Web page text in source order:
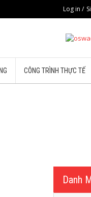
Log in /
CÔNG TRÌNH THỰC TẾ
mẫu SN10
Danh